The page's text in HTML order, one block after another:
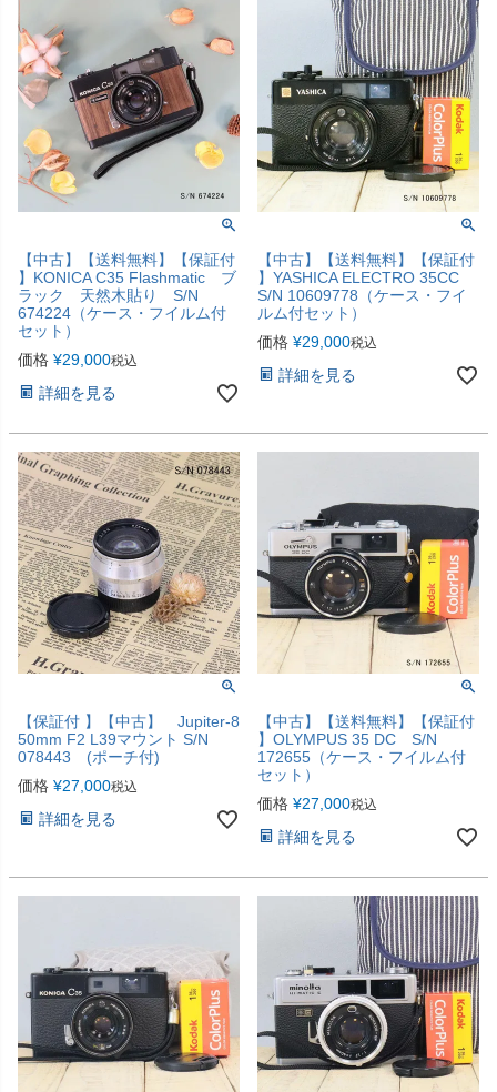
【中古】【送料無料】【保証付
】KONICA C35 Flashmatic ブ
ラック 天然木貼り S/N
674224（ケース・フイルム付
セット）
価格 ¥29,000税込
詳細を見る
【中古】【送料無料】【保証付
】YASHICA ELECTRO 35CC
S/N 10609778（ケース・フイ
ルム付セット）
価格 ¥29,000税込
詳細を見る
【保証付 】【中古】 Jupiter-8
50mm F2 L39マウント S/N
078443 (ポーチ付)
価格 ¥27,000税込
詳細を見る
【中古】【送料無料】【保証付
】OLYMPUS 35 DC S/N
172655（ケース・フイルム付
セット）
価格 ¥27,000税込
詳細を見る